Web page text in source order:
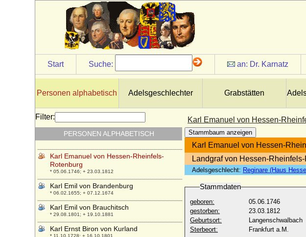
Start Suche: an: Dr. Karnatz
Personen alphabetisch Adelsgeschlechter Grabstätten
Karl Emanuel von Hessen-
Stammbaum anzeigen
Karl Emanuel von Hessen-
Landgraf von Hessen-
Adelsgeschlecht: Reginare (Haus
Stammdaten
geboren:
05.06.1746
gestorben:
23.03.1812
Geburtsort:
Langenschwalbach
Sterbeort:
Frankfurt a.M.
Filter:
PERSONEN ALPHABETISCH
* 13.06.823; + 06.10.877
Karl der Kühne von Burgund (Charles le
Témérair)
* 10.11.1433; + 05.01.1477
Karl Egon I. zu Fürstenberg
* 07.05.1729; + 11.07.1787
Karl Egon II. zu Fürstenberg, Fürst
Karl Egon III. zu Fürstenberg, Fürst
* 04.03.1820; + 15.03.1892
Karl Egon IV. zu Fürstenberg, Fürst
* 25.08.1852; + 27.11.1896
Karl Egon V. zu Fürstenberg, Fürst
* 06.05.1891; + 23.09.1973
Karl Emanuel von Hessen-Rheinfels-
Rotenburg
* 05.06.1746; + 23.03.1812
Karl Emil von Brandenburg
* 06.02.1655; + 07.12.1674
Karl Emil von Brauchitsch
* 29.08.1801; + 19.10.1881
Karl Ernst Biron von Kurland
* 11.10.1728; + 16.10.1801